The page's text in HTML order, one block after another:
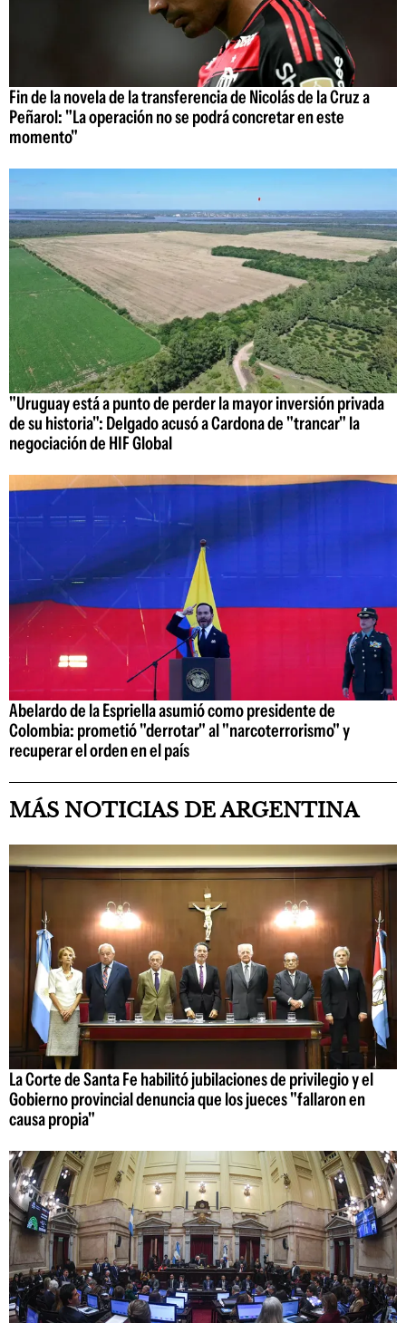
Fin de la novela de la transferencia de Nicolás de la Cruz a
Peñarol: "La operación no se podrá concretar en este
momento"
"Uruguay está a punto de perder la mayor inversión privada
de su historia": Delgado acusó a Cardona de "trancar" la
negociación de HIF Global
Abelardo de la Espriella asumió como presidente de
Colombia: prometió "derrotar" al "narcoterrorismo" y
recuperar el orden en el país
MÁS NOTICIAS DE ARGENTINA
La Corte de Santa Fe habilitó jubilaciones de privilegio y el
Gobierno provincial denuncia que los jueces "fallaron en
causa propia"